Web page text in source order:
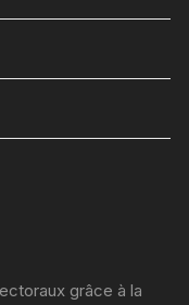
grâce à la